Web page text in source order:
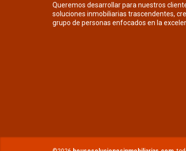
Queremos desarrollar para nuestros
soluciones inmobiliarias trascendentes,
grupo de personas enfocados en la